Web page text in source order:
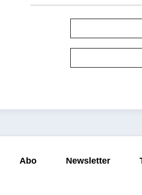
Abo Newsletter